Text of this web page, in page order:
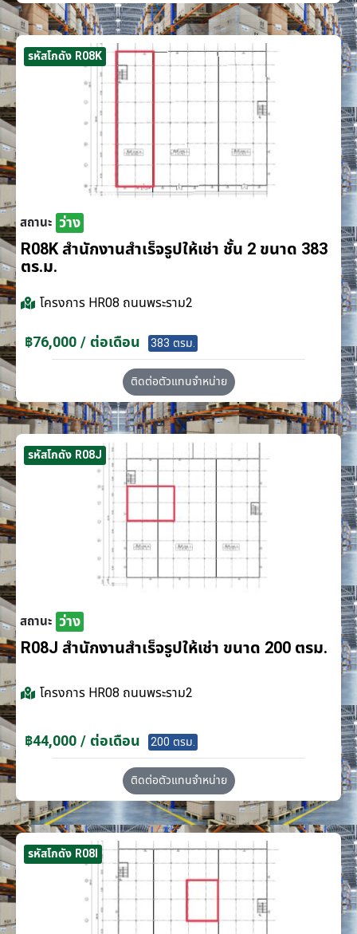
รหัสโกดัง R08K
สถานะ ว่าง
R08K สำนักงานสำเร็จรูปให้เช่า ชั้น 2 ขนาด 383
ตร.ม.
โครงการ HR08 ถนนพระราม2
฿76,000 / ต่อเดือน 383 ตรม.
ติดต่อตัวแทนจำหน่าย
รหัสโกดัง R08J
สถานะ ว่าง
R08J สำนักงานสำเร็จรูปให้เช่า ขนาด 200 ตรม.
โครงการ HR08 ถนนพระราม2
฿44,000 / ต่อเดือน 200 ตรม.
ติดต่อตัวแทนจำหน่าย
รหัสโกดัง R08I